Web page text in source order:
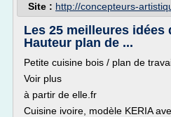
Site : http://concepteurs-
Les 25 meilleures idées
Hauteur plan de ...
Petite cuisine bois / plan de
Voir plus
à partir de elle.fr
Cuisine ivoire, modèle KERIA